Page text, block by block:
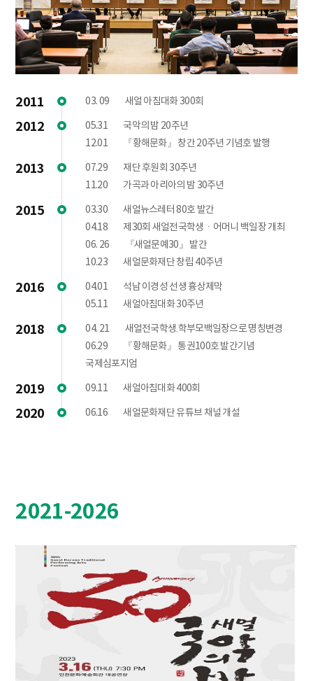
2011 03. 09 새얼 아침대화 300회
2012 05.31
국악의 밤 20주년
12.01
『황해문화』 창간 20주년 기념호 발행
2013 07.29
재단 후원회 30주년
11.20
가곡과 아리아의 밤 30주년
2015 03.30
새얼뉴스레터 80호 발간
04.18
제30회 새얼전국학생ㆍ어머니 백일장 개최
06. 26
『새얼문예30』 발간
10.23
새얼문화재단 창립 40주년
2016 04.01
석남 이경성 선생 흉상제막
05.11
새얼아침대화 30주년
2018 04. 21
새얼전국학생․학부모백일장으로 명칭변경
06.29
『황해문화』 통권100호 발간기념
국제심포지엄
2019 09.11 새얼아침대화 400회
2020 06.16 새얼문화재단 유튜브 채널 개설
2021-2026